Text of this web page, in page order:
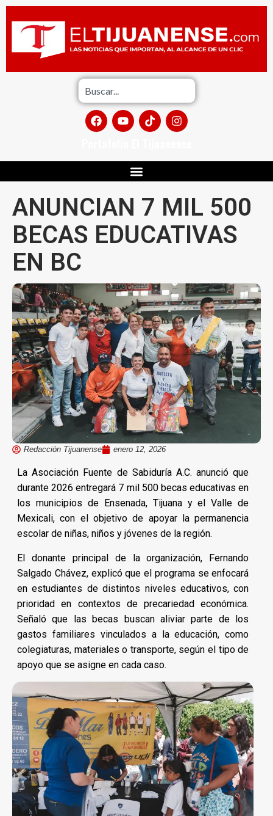
ANUNCIAN 7 MIL 500
BECAS EDUCATIVAS
EN BC
Redacción Tijuanense enero 12, 2026
La Asociación Fuente de Sabiduría A.C. anunció que
durante 2026 entregará 7 mil 500 becas educativas en
los municipios de Ensenada, Tijuana y el Valle de
Mexicali, con el objetivo de apoyar la permanencia
escolar de niñas, niños y jóvenes de la región.
El donante principal de la organización, Fernando
Salgado Chávez, explicó que el programa se enfocará
en estudiantes de distintos niveles educativos, con
prioridad en contextos de precariedad económica.
Señaló que las becas buscan aliviar parte de los
gastos familiares vinculados a la educación, como
colegiaturas, materiales o transporte, según el tipo de
apoyo que se asigne en cada caso.